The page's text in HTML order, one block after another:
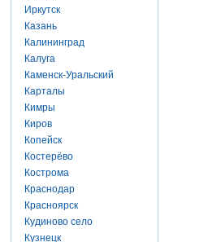
Иркутск
Казань
Калининград
Калуга
Каменск-Уральский
Карталы
Кимры
Киров
Копейск
Костерёво
Кострома
Краснодар
Красноярск
Кудиново село
Кузнецк